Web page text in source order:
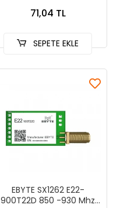
71,04 TL
SEPETE EKLE
EBYTE SX1262 E22-
900T22D 850 -930 Mhz